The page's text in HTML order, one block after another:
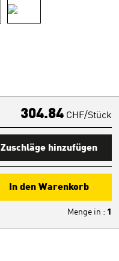
304.84 CHF/Stück
Zuschläge hinzufügen
In den Warenkorb
Menge in : 1